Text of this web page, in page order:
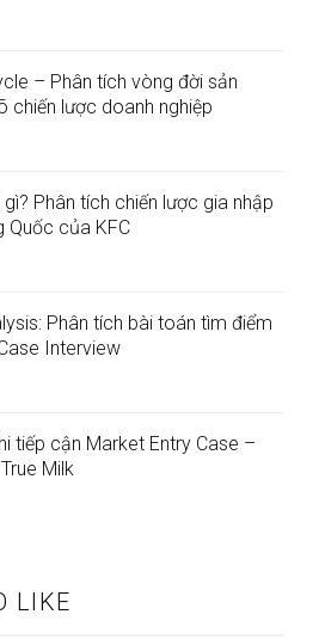
– Phân tích vòng đời sản
chiến lược doanh nghiệp
Phân tích chiến lược gia nhập
Quốc của KFC
Phân tích bài toán tìm điểm
Interview
tiếp cận Market Entry Case –
Milk
LIKE